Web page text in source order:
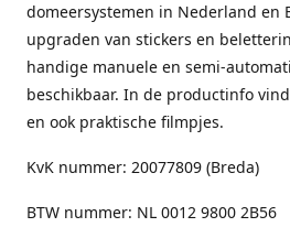
domeersystemen in Nederland en
upgraden van stickers en
handige manuele en semi-
beschikbaar. In de productinfo
en ook praktische filmpjes.
KvK nummer: 20077809 (Breda)
BTW nummer: NL 0012 9800 2B56